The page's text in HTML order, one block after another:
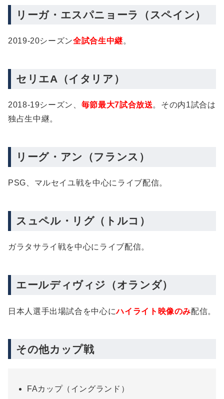
リーガ・エスパニョーラ（スペイン）
2019-20シーズン全試合生中継。
セリエA（イタリア）
2018-19シーズン、 毎節最大7試合放送。その内1試合は
独占生中継。
リーグ・アン（フランス）
PSG、マルセイユ戦を中心にライブ配信。
スュペル・リグ（トルコ）
ガラタサライ戦を中心にライブ配信。
エールディヴィジ（オランダ）
日本人選手出場試合を中心にハイライト映像のみ配信。
その他カップ戦
FAカップ（イングランド）